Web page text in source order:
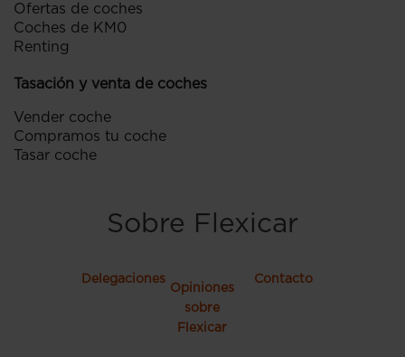
Ofertas de coches
Coches de KM0
Renting
Tasación y venta de coches
Vender coche
Compramos tu coche
Tasar coche
Sobre Flexicar
Delegaciones
Opiniones
sobre
Flexicar
Contacto